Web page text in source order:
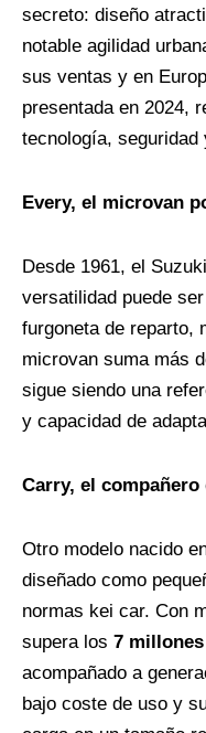
secreto: diseño
notable agilidad
sus ventas y en
presentada en 2024,
tecnología, seguridad
Every, el microvan
Desde 1961, el
versatilidad puede
furgoneta de reparto,
microvan suma más
sigue siendo una
y capacidad de
Carry, el
Otro modelo nacido
diseñado como
normas kei car. Con
supera los 7
acompañado a
bajo coste de uso y